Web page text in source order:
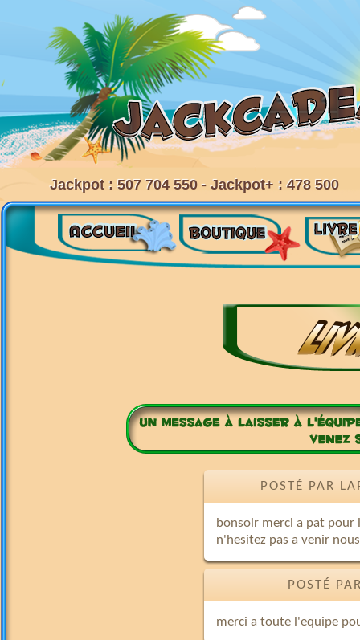
Jackpot : 507 704 550 - Jackpot+ : 478 500
POSTÉ PAR
bonsoir merci a pat pour
n'hesitez pas a venir
POSTÉ
merci a toute l'equipe